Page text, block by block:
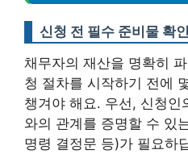
신청 전 필수 준비물 확
채무자의 재산을 명확히
청 절차를 시작하기 전에
챙겨야 해요. 우선, 신청인
와의 관계를 증명할 수 있
명령 결정문 등)가 필요하